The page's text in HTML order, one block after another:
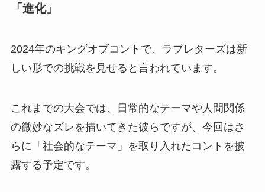
「進化」
2024年のキングオブコントで、ラブレターズは新
しい形での挑戦を見せると言われています。
これまでの大会では、日常的なテーマや人間関係
の微妙なズレを描いてきた彼らですが、今回はさ
らに「社会的なテーマ」を取り入れたコントを披
露する予定です。